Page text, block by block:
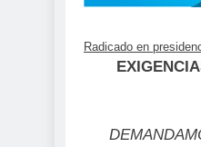
Radicado en